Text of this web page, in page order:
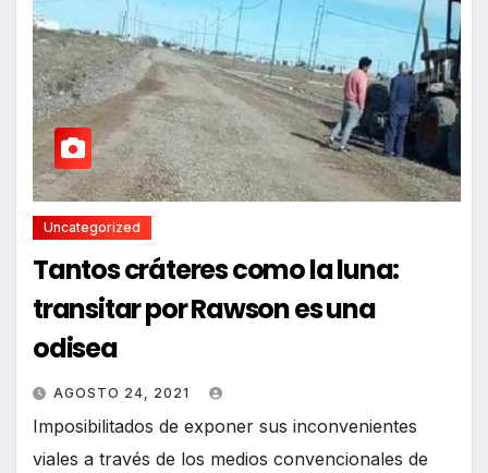
Uncategorized
Tantos cráteres como la luna:
transitar por Rawson es una
odisea
AGOSTO 24, 2021
Imposibilitados de exponer sus inconvenientes
viales a través de los medios convencionales de